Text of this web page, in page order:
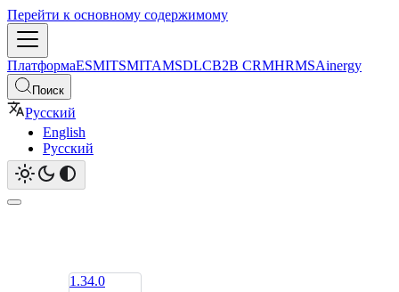
Перейти к основному содержимому
ПлатформаESMITSMITAMSDLCB2B CRMHRMSAinergy
Поиск
Русский
English
Русский
1.34.0